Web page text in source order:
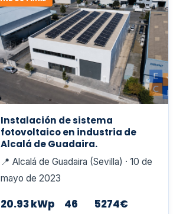
Instalación de sistema
fotovoltaico en industria de
Alcalá de Guadaira.
📍 Alcalá de Guadaira (Sevilla) · 10 de
mayo de 2023
20.93 kWp 46 5274€